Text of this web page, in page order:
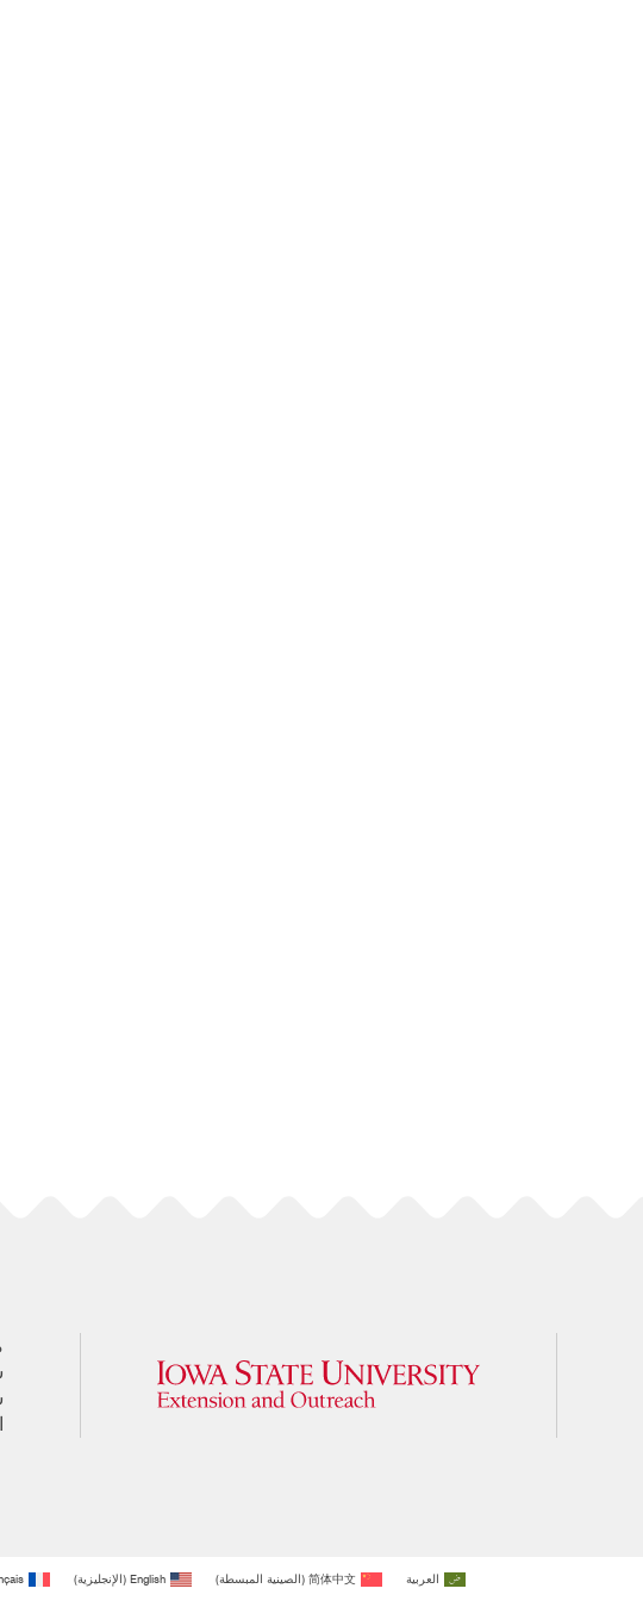
العربية 简体中文
(الصينية المبسطة)
English
(الإنجليزية)